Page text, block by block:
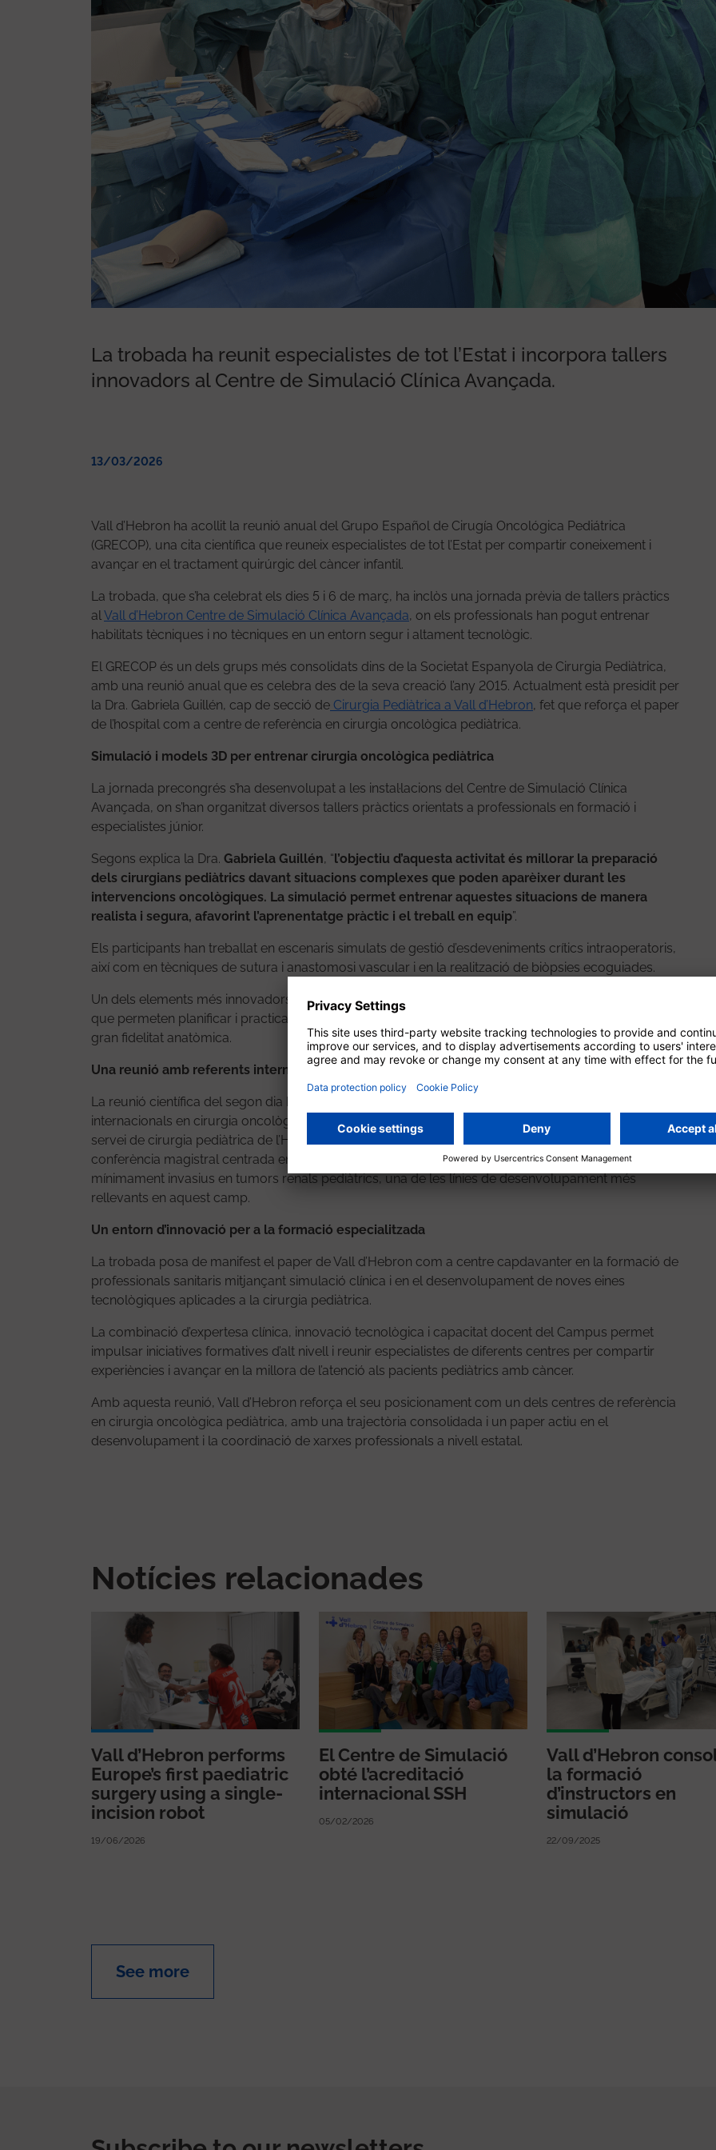
La trobada ha reunit especialistes de tot l’Estat i incorpora tallers
innovadors al Centre de Simulació Clínica Avançada.
13/03/2026
Vall d’Hebron ha acollit la reunió anual del Grupo Español de Cirugía Oncológica Pediátrica
(GRECOP), una cita científica que reuneix especialistes de tot l’Estat per compartir coneixement i
avançar en el tractament quirúrgic del càncer infantil.
La trobada, que s’ha celebrat els dies 5 i 6 de març, ha inclòs una jornada prèvia de tallers pràctics
alVall d’Hebron Centre de Simulació Clínica Avançada, on els professionals han pogut entrenar
habilitats tècniques i no tècniques en un entorn segur i altament tecnològic.
El GRECOP és un dels grups més consolidats dins de la Societat Espanyola de Cirurgia Pediàtrica,
amb una reunió anual que es celebra des de la seva creació l’any 2015. Actualment està presidit per
la Dra. Gabriela Guillén, cap de secció de Cirurgia Pediàtrica a Vall d’Hebron, fet que reforça el paper
de l’hospital com a centre de referència en cirurgia oncològica pediàtrica.
Simulació i models 3D per entrenar cirurgia oncològica pediàtrica
La jornada precongrés s’ha desenvolupat a les instal·lacions del Centre de Simulació Clínica
Avançada, on s’han organitzat diversos tallers pràctics orientats a professionals en formació i
especialistes júnior.
Segons explica la Dra. Gabriela Guillén, “l’objectiu d’aquesta activitat és millorar la preparació
dels cirurgians pediàtrics davant situacions complexes que poden aparèixer durant les
intervencions oncològiques. La simulació permet entrenar aquestes situacions de manera
realista i segura, afavorint l’aprenentatge pràctic i el treball en equip”.
Els participants han treballat en escenaris simulats de gestió d’esdeveniments crítics intraoperatoris,
així com en tècniques de sutura i anastomosi vascular i en la realització de biòpsies ecoguiades.
Un dels elements més innovadors de la jornada ha estat l’ús de models tridimensionals de tumors,
que permeten planificar i practicar procediments quirúrgics en el ámbito de la docencia amb una
gran fidelitat anatòmica.
Una reunió amb referents internacionals
La reunió científica del segon dia ha comptat amb la participació de diversos experts nacionals i
internacionals en cirurgia oncològica pediàtrica. Entre ells destaca la Prof.Sabine Irtan
servei de cirurgia pediàtrica de l’Hôpital Armand-Trousseau de París, que ha impartit una
conferència magistral centrada en les tècniques de preservació de nefrones i els abordatges
mínimament invasius en tumors renals pediàtrics, una de les línies de desenvolupament més
rellevants en aquest camp.
Un entorn d’innovació per a la formació especialitzada
La trobada posa de manifest el paper de Vall d’Hebron com a centre capdavanter en la formació de
professionals sanitaris mitjançant simulació clínica i en el desenvolupament de noves eines
tecnològiques aplicades a la cirurgia pediàtrica.
La combinació d’expertesa clínica, innovació tecnològica i capacitat docent del Campus permet
impulsar iniciatives formatives d’alt nivell i reunir especialistes de diferents centres per compartir
experiències i avançar en la millora de l’atenció als pacients pediàtrics amb càncer.
Amb aquesta reunió, Vall d’Hebron reforça el seu posicionament com un dels centres de referència
en cirurgia oncològica pediàtrica, amb una trajectòria consolidada i un paper actiu en el
desenvolupament i la coordinació de xarxes professionals a nivell estatal.
Notícies relacionades
Vall d’Hebron performs
Europe’s first paediatric
surgery using a single-
incision robot
19/06/2026
El Centre de Simulació
obté l’acreditació
internacional SSH
05/02/2026
Vall d’Hebron
la formació
d’instructors en
simulació
22/09/2025
See more